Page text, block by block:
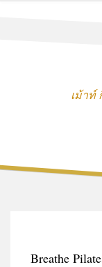
เม้าท์
Breathe